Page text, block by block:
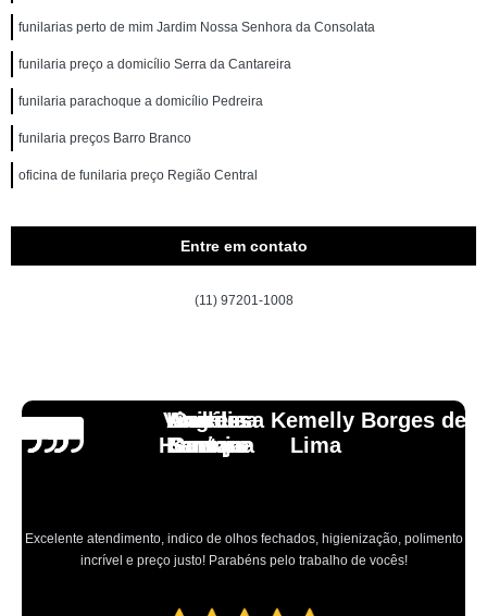
funilarias perto de mim Jardim Nossa Senhora da Consolata
funilaria preço a domicílio Serra da Cantareira
funilaria parachoque a domicílio Pedreira
funilaria preços Barro Branco
oficina de funilaria preço Região Central
Entre em contato
(11) 97201-1008
Angélica
Santana
Excelente atendimento, indico de olhos fechados, higienização, polimento
incrível e preço justo! Parabéns pelo trabalho de vocês!
Andressa Kemelly Borges de
Lima
Carlos
Henrique
Vinicius
Laranja
Lourdes
Santoro